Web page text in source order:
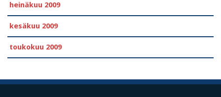
heinäkuu 2009
kesäkuu 2009
toukokuu 2009